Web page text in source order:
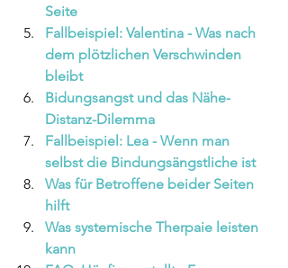
Seite
Fallbeispiel: Valentina - Was nach
dem plötzlichen Verschwinden
bleibt
Bidungsangst und das Nähe-
Distanz-Dilemma
Fallbeispiel: Lea - Wenn man
selbst die Bindungsängstliche ist
Was für Betroffene beider Seiten
hilft
Was systemische Therpaie leisten
kann